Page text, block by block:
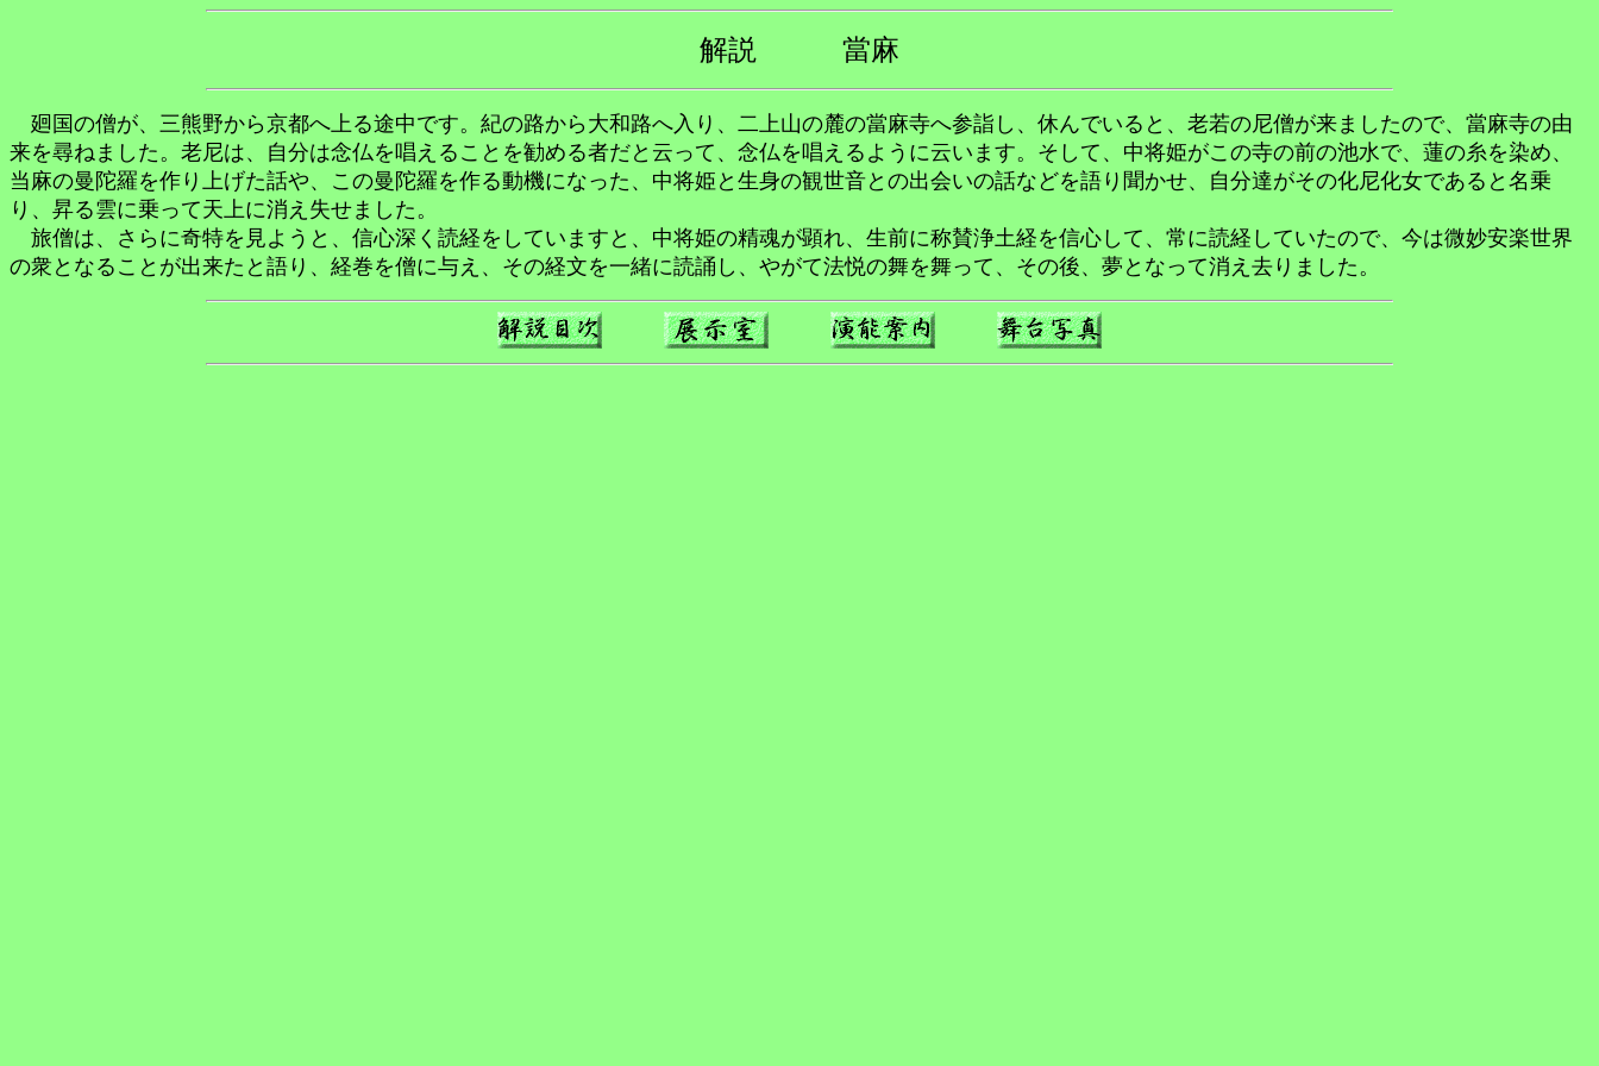
解説 當麻
廻国の僧が、三熊野から京都へ上る途中です。紀の路から大和路へ入り、二上山の麓の當麻寺へ参詣し、休んでいると、老若の尼僧が来ましたので、當麻寺の由
来を尋ねました。老尼は、自分は念仏を唱えることを勧める者だと云って、念仏を唱えるように云います。そして、中将姫がこの寺の前の池水で、蓮の糸を染め、
当麻の曼陀羅を作り上げた話や、この曼陀羅を作る動機になった、中将姫と生身の観世音との出会いの話などを語り聞かせ、自分達がその化尼化女であると名乗
り、昇る雲に乗って天上に消え失せました。
旅僧は、さらに奇特を見ようと、信心深く読経をしていますと、中将姫の精魂が顕れ、生前に称賛浄土経を信心して、常に読経していたので、今は微妙安楽世界
の衆となることが出来たと語り、経巻を僧に与え、その経文を一緒に読誦し、やがて法悦の舞を舞って、その後、夢となって消え去りました。